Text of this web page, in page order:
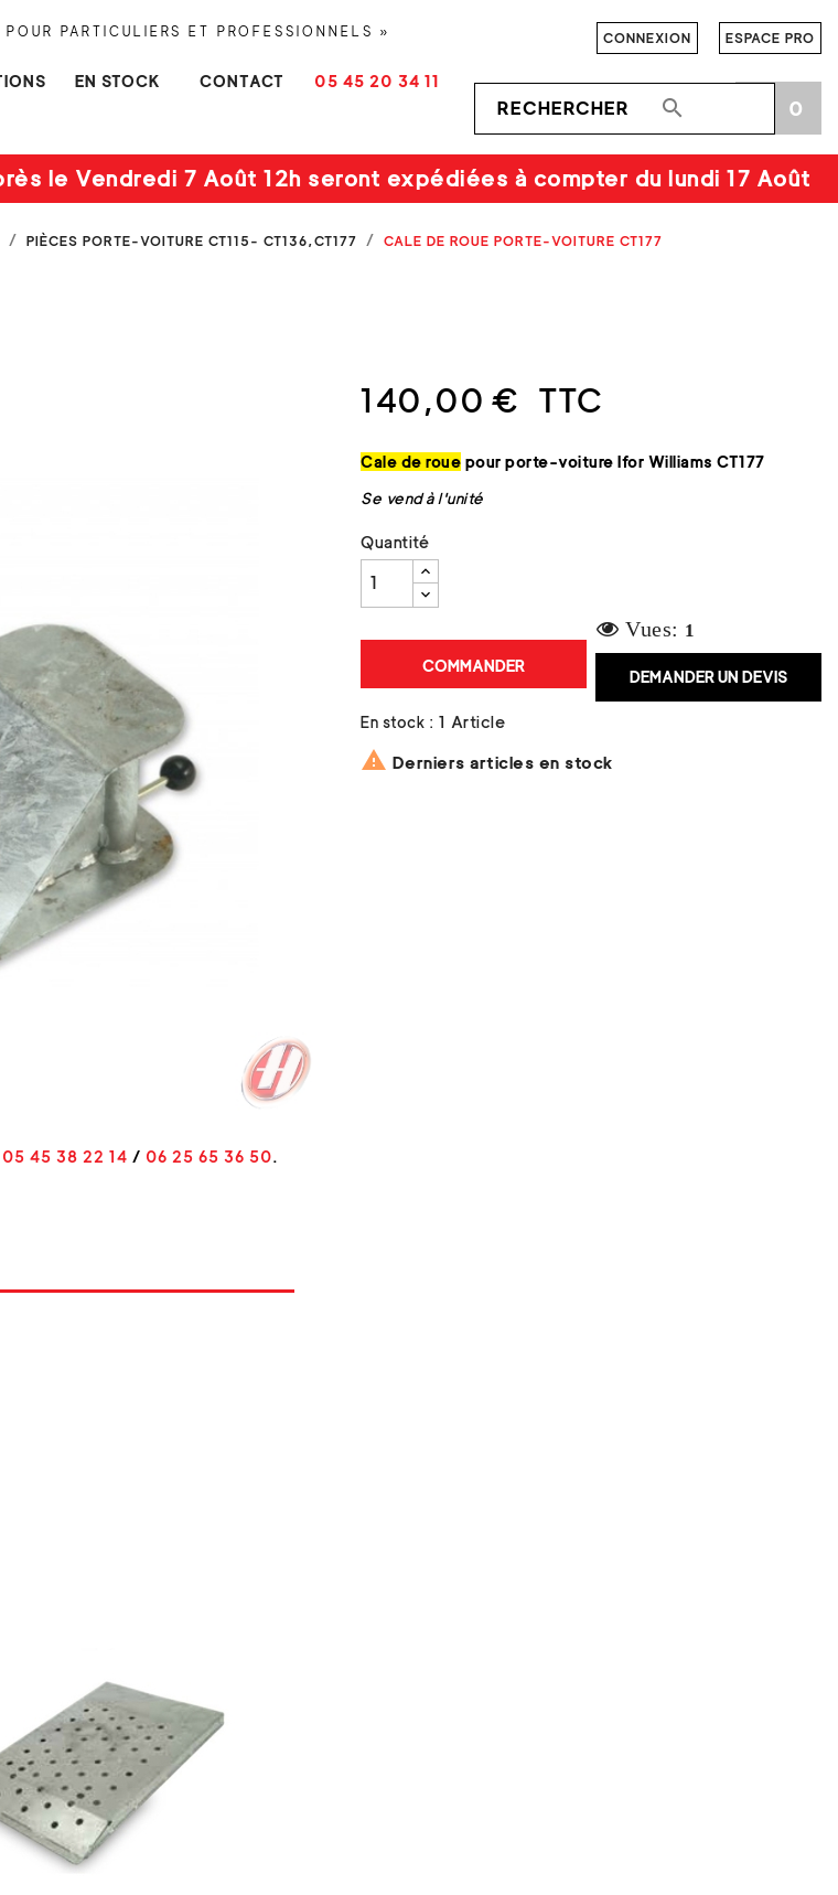
PARTICULIERS ET PROFESSIONNELS »
EN STOCK CONTACT 05 45 20 34 11
CONNEXION ESPACE PRO
 0
le Vendredi 7 Août 12h seront expédiées à compter du lundi 17 Août
PIÈCES PORTE-VOITURE CT115- CT136,CT177 CALE DE ROUE PORTE-VOITURE CT177
05 45 38 22 14 / 06 25 65 36 50.
140,00 € TTC
Cale de roue pour porte-voiture Ifor Williams CT177
Se vend à l'unité
Quantité
COMMANDER
Vues: 1
DEMANDER UN DEVIS
En stock : 1 Article
 Derniers articles en stock